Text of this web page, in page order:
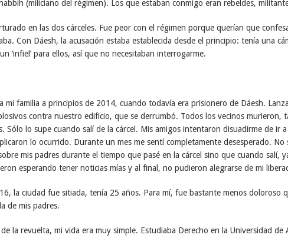
(miliciano del régimen). Los que estaban conmigo eran rebeldes,
en las dos cárceles. Fue peor con el régimen porque querían que
Con Dáesh, la acusación estaba establecida desde el principio: tenía una
‘infiel’ para ellos, así que no necesitaban interrogarme.
mi familia a principios de 2014, cuando todavía era prisionero de Dáesh.
contra nuestro edificio, que se derrumbó. Todos los vecinos murieron,
Sólo lo supe cuando salí de la cárcel. Mis amigos intentaron disuadirme de ir
lo ocurrido. Durante un mes me sentí completamente desesperado. No
mis padres durante el tiempo que pasé en la cárcel sino que cuando salí,
esperando tener noticias mías y al final, no pudieron alegrarse de mi
la ciudad fue sitiada, tenía 25 años. Para mí, fue bastante menos doloroso
de mis padres.
la revuelta, mi vida era muy simple. Estudiaba Derecho en la Universidad de